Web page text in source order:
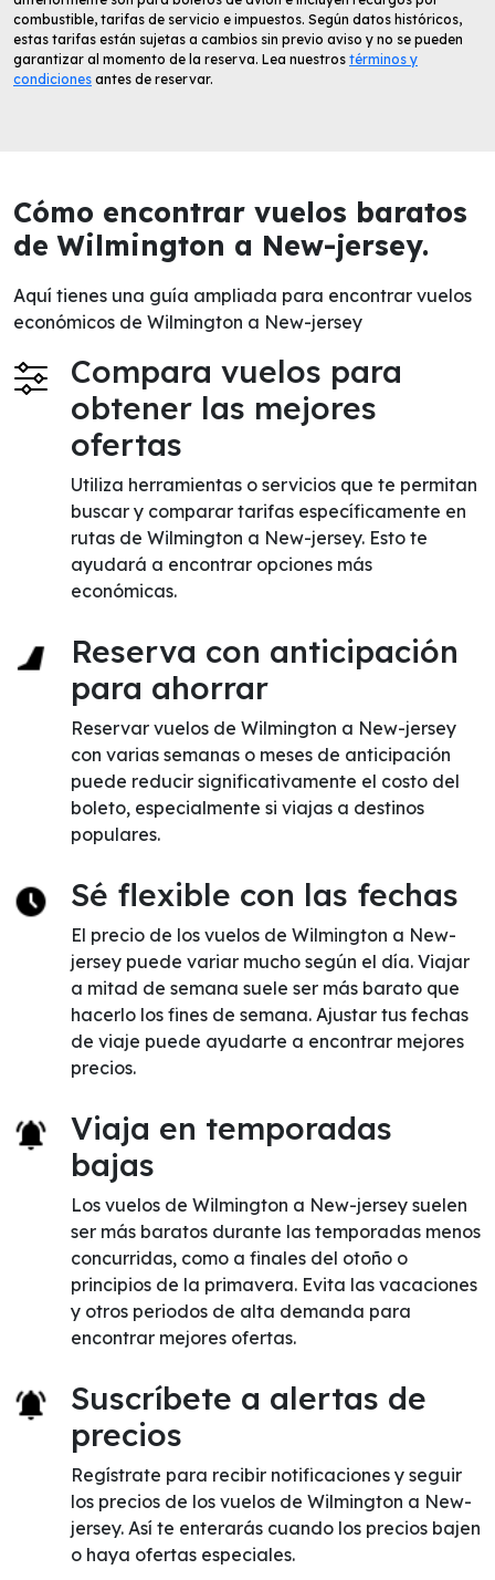
combustible, tarifas de servicio e impuestos. Según datos históricos,
estas tarifas están sujetas a cambios sin previo aviso y no se pueden
garantizar al momento de la reserva. Lea nuestros términos y
condiciones antes de reservar.
Cómo encontrar vuelos baratos
de Wilmington a New-jersey.
Aquí tienes una guía ampliada para encontrar vuelos
económicos de Wilmington a New-jersey
Compara vuelos para
obtener las mejores
ofertas
Utiliza herramientas o servicios que te permitan
buscar y comparar tarifas específicamente en
rutas de Wilmington a New-jersey. Esto te
ayudará a encontrar opciones más
económicas.
Reserva con anticipación
para ahorrar
Reservar vuelos de Wilmington a New-jersey
con varias semanas o meses de anticipación
puede reducir significativamente el costo del
boleto, especialmente si viajas a destinos
populares.
Sé flexible con las fechas
El precio de los vuelos de Wilmington a New-
jersey puede variar mucho según el día. Viajar
a mitad de semana suele ser más barato que
hacerlo los fines de semana. Ajustar tus fechas
de viaje puede ayudarte a encontrar mejores
precios.
Viaja en temporadas
bajas
Los vuelos de Wilmington a New-jersey suelen
ser más baratos durante las temporadas menos
concurridas, como a finales del otoño o
principios de la primavera. Evita las vacaciones
y otros periodos de alta demanda para
encontrar mejores ofertas.
Suscríbete a alertas de
precios
Regístrate para recibir notificaciones y seguir
los precios de los vuelos de Wilmington a New-
jersey. Así te enterarás cuando los precios bajen
o haya ofertas especiales.